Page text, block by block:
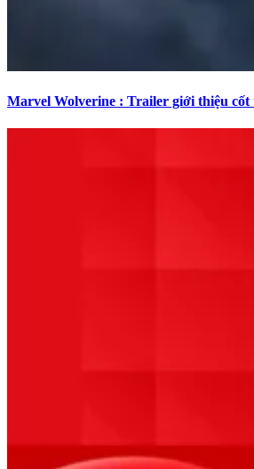
Marvel Wolverine : Trailer giới thiệu cốt